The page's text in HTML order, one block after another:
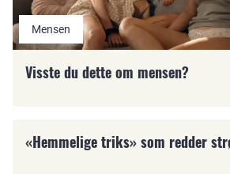
Mensen
Visste du dette om mensen?
«Hemmelige triks» som redder